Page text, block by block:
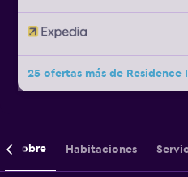
Sobre Habitaciones